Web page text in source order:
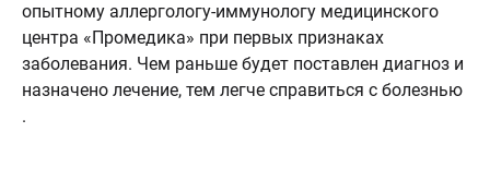
опытному аллергологу-иммунологу медицинского
центра «Промедика» при первых признаках
заболевания. Чем раньше будет поставлен диагноз и
назначено лечение, тем легче справиться с болезнью
.